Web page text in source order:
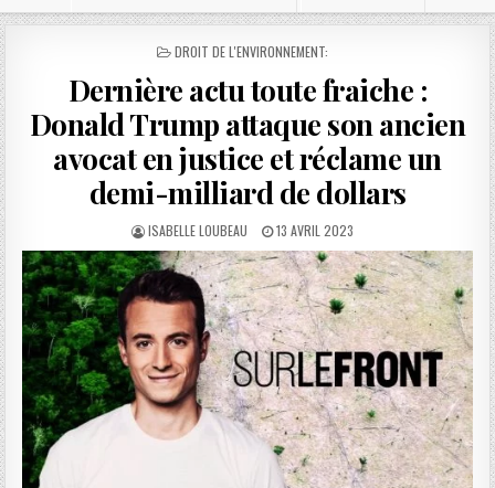
POSTED
DROIT DE L'ENVIRONNEMENT:
Dernière actu toute fraiche :
Donald Trump attaque son ancien
avocat en justice et réclame un
demi-milliard de dollars
AUTHOR:
ISABELLE LOUBEAU
PUBLISHED
DATE:
13 AVRIL 2023